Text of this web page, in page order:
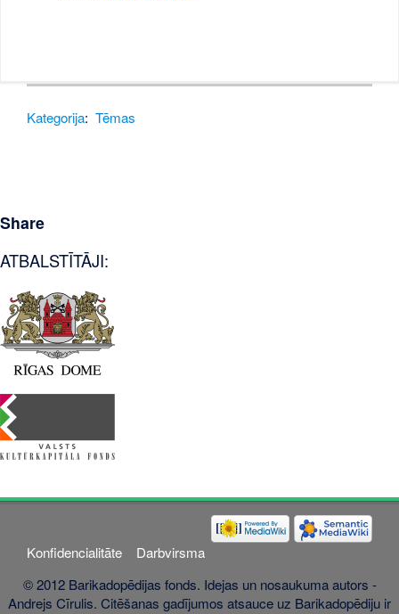
Kategorija: Tēmas
Share
ATBALSTĪTĀJI:
Konfidencialitāte
Darbvirsma
© 2012 Barikadopēdijas fonds. Idejas un nosaukuma autors -
Andrejs Cīrulis. Citēšanas gadījumos atsauce uz Barikadopēdiju ir